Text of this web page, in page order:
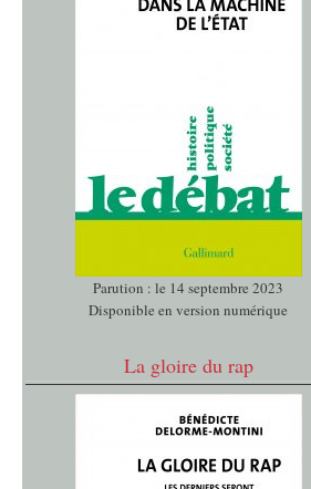
Parution : le 14 septembre 2023
Disponible en version numérique
La gloire du rap